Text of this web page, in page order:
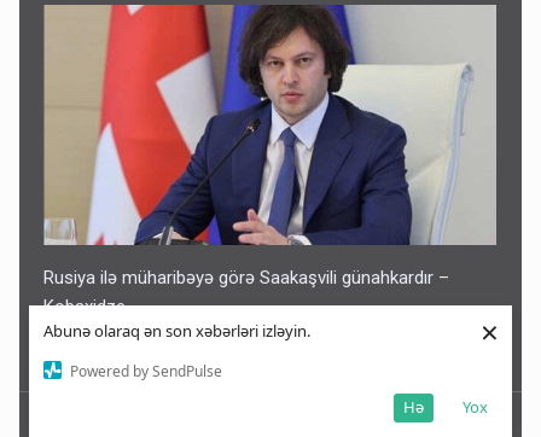
Abunə olaraq ən son xəbərləri izləyin.
Powered by SendPulse
Yox
Hə
×
Rusiya ilə müharibəyə görə Saakaşvili günahkardır –
Kobaxidze
8 Avqust 13:44